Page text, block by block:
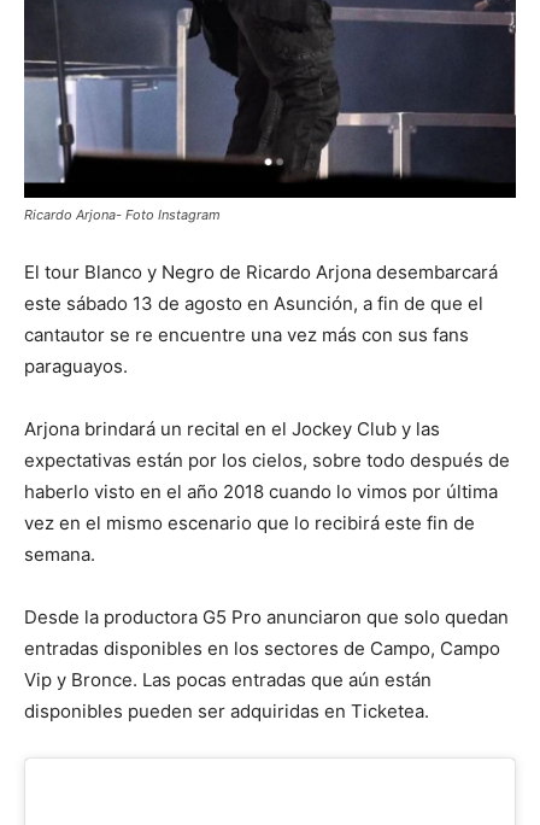
Ricardo Arjona- Foto Instagram
El tour Blanco y Negro de Ricardo Arjona desembarcará
este sábado 13 de agosto en Asunción, a fin de que el
cantautor se re encuentre una vez más con sus fans
paraguayos.
Arjona brindará un recital en el Jockey Club y las
expectativas están por los cielos, sobre todo después de
haberlo visto en el año 2018 cuando lo vimos por última
vez en el mismo escenario que lo recibirá este fin de
semana.
Desde la productora G5 Pro anunciaron que solo quedan
entradas disponibles en los sectores de Campo, Campo
Vip y Bronce. Las pocas entradas que aún están
disponibles pueden ser adquiridas en Ticketea.